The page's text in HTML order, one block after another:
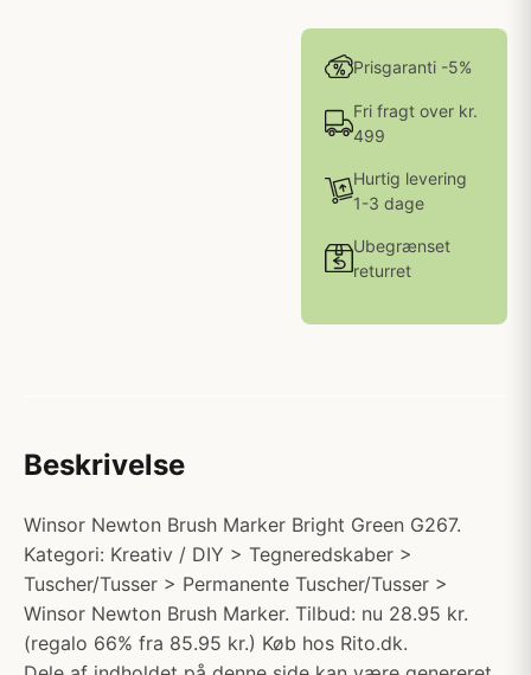
Prisgaranti -5%
Fri fragt over kr.
499
Hurtig levering
1-3 dage
Ubegrænset
returret
Beskrivelse
Winsor Newton Brush Marker Bright Green G267.
Kategori: Kreativ / DIY > Tegneredskaber >
Tuscher/Tusser > Permanente Tuscher/Tusser >
Winsor Newton Brush Marker. Tilbud: nu 28.95 kr.
(regalo 66% fra 85.95 kr.) Køb hos Rito.dk.